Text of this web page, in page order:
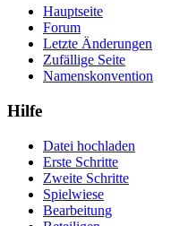
Hauptseite
Forum
Letzte Änderungen
Zufällige Seite
Namenskonvention
Hilfe
Datei hochladen
Erste Schritte
Zweite Schritte
Spielwiese
Bearbeitung